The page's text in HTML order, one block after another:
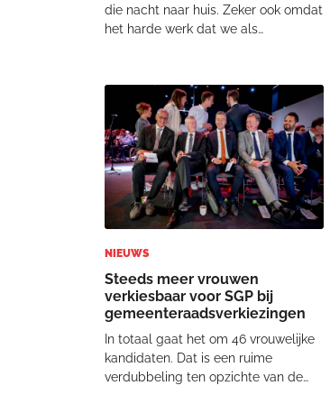
die nacht naar huis. Zeker ook omdat
het harde werk dat we als
gestrand door een raad die ‘kerk en
staat gescheiden wilt houden.’
Ruimte voor kerken in b
NIEUWS
Steeds meer vrouwen
verkiesbaar voor SGP bij
gemeenteraadsverkiezingen
In totaal gaat het om 46 vrouwelijke
kandidaten. Dat is een ruime
verdubbeling ten opzichte van de